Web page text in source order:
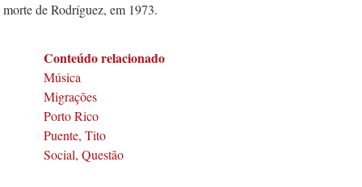
morte de Rodríguez, em 1973.
Conteúdo relacionado
Música
Migrações
Porto Rico
Puente, Tito
Social, Questão